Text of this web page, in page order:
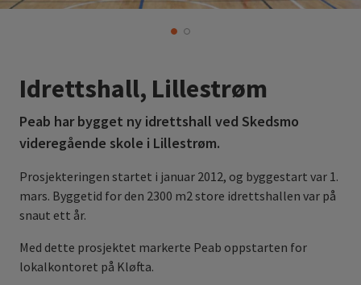
Idrettshall, Lillestrøm
Peab har bygget ny idrettshall ved Skedsmo
videregående skole i Lillestrøm.
Prosjekteringen startet i januar 2012, og byggestart var 1.
mars. Byggetid for den 2300 m2 store idrettshallen var på
snaut ett år.
Med dette prosjektet markerte Peab oppstarten for
lokalkontoret på Kløfta.